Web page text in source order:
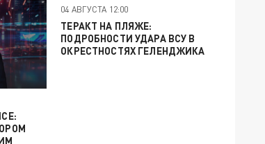
04 АВГУСТА 12:00
ТЕРАКТ НА ПЛЯЖЕ:
ПОДРОБНОСТИ УДАРА ВСУ В
ОКРЕСТНОСТЯХ ГЕЛЕНДЖИКА